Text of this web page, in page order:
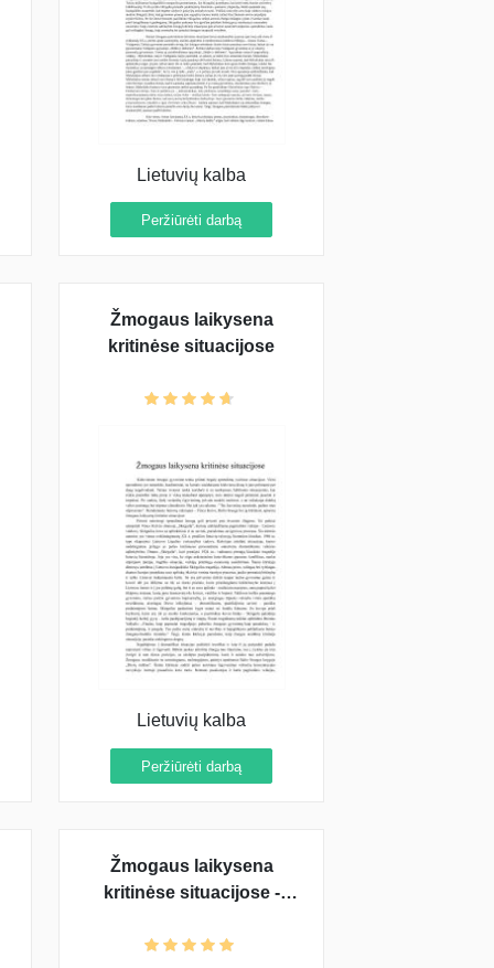
Lietuvių kalba
Peržiūrėti darbą
Žmogaus laikysena
kritinėse situacijose
Lietuvių kalba
Peržiūrėti darbą
Žmogaus laikysena
kritinėse situacijose -